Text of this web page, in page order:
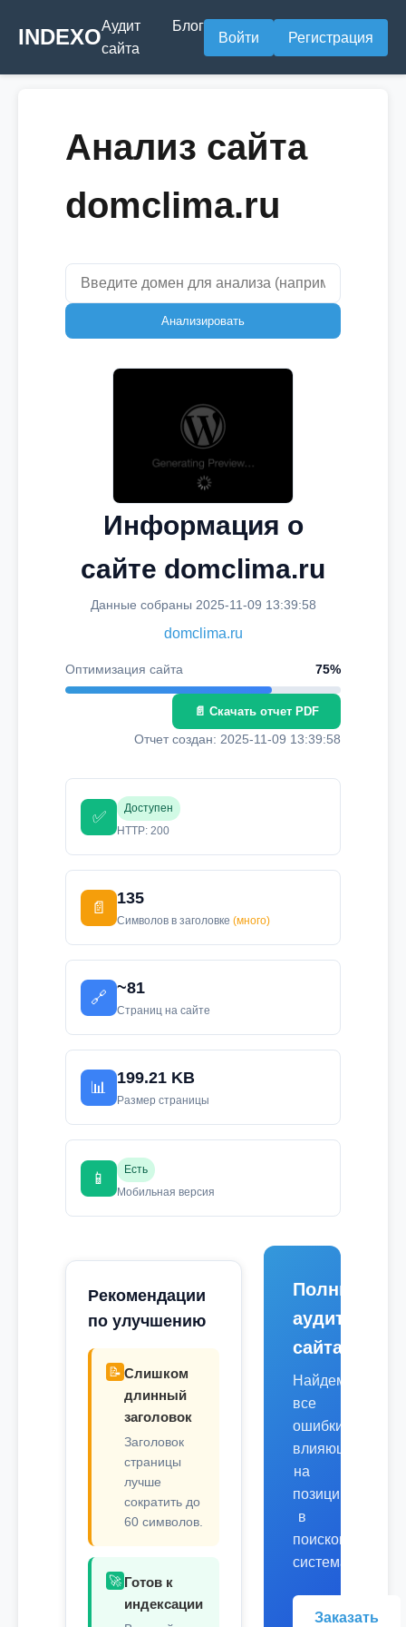
INDEXOАудит
сайта
Блог
Войти Регистрация
Анализ сайта
domclima.ru
Анализировать
Информация о
сайте domclima.ru
Данные собраны 2025-11-09 13:39:58
domclima.ru
Оптимизация сайта 75%
📄 Скачать отчет PDF
Отчет создан: 2025-11-09 13:39:58
✅
Доступен
HTTP: 200
📄
135
Символов в заголовке (много)
🔗
~81
Страниц на сайте
📊
199.21 KB
Размер страницы
📱
Есть
Мобильная версия
Рекомендации
по улучшению
📝 Слишком
длинный
заголовок
Заголовок
страницы
лучше
сократить до
60 символов.
🚀 Готов к
индексации
Полный
аудит
сайта
Найдем
все
ошибки,
влияющие
на
позиции
в
поисковых
системах.
Заказать